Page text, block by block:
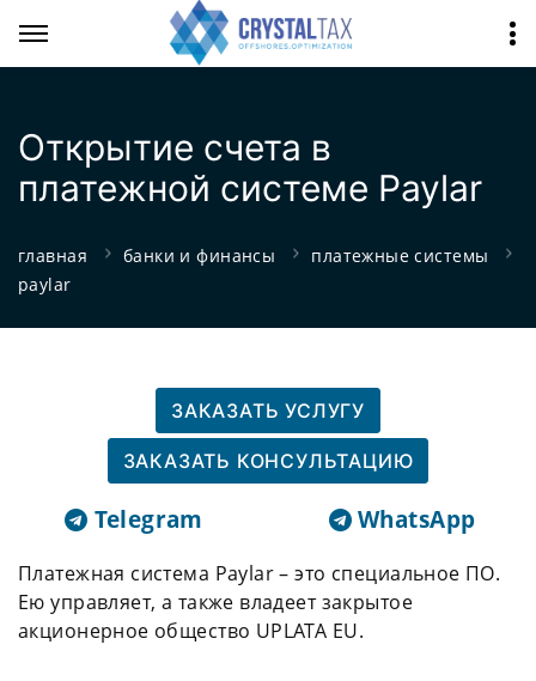
Открытие счета в
платежной системе Paylar
главная банки и финансы
платежные системы
paylar
ЗАКАЗАТЬ УСЛУГУ
ЗАКАЗАТЬ КОНСУЛЬТАЦИЮ
Telegram WhatsApp
Платежная система Paylar – это специальное ПО.
Ею управляет, а также владеет закрытое
акционерное общество UPLATA EU.